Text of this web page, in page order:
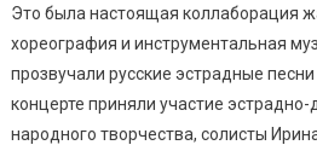
Это была настоящая коллаборация
хореография и инструментальная
прозвучали русские эстрадные
концерте приняли участие
народного творчества, солисты